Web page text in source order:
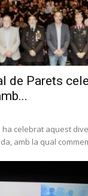
de Parets
ha celebrat aquest
amb la qual